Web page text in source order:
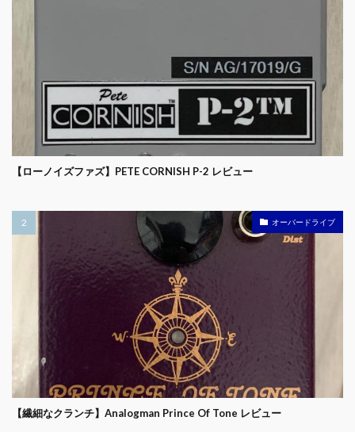
【ローノイズファズ】PETE CORNISH P-2 レビュー
オーバードライブ
【繊細なクランチ】Analogman Prince Of Tone レビュー